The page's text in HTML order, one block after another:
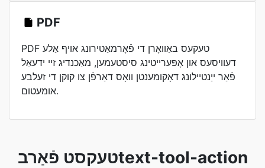
PDF
PDF טעקעס באַוואָרן די פֿאָרמאַטירונג אויף אַלע
דעוויסעס און אָפּערייטינג סיסטעמען, מאַכנדיג זיי ידעאַל
פֿאַר ייַנטיילונג דאָקומענטן וואָס דאַרפֿן צו קוקן די זעלבע
אומעטום.
טעקסט פֿאַרבtext-tool-action